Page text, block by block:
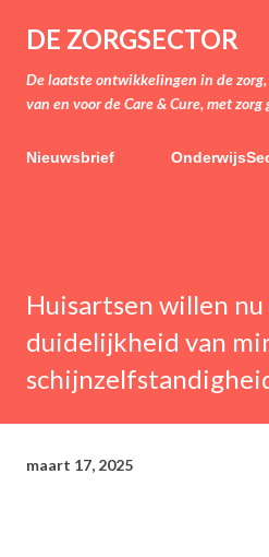
Doorgaan naar
DE ZORGSECTOR
De laatste ontwikkelingen in de
van en voor de Care & Cure, met zorg
Nieuwsbrief
Huisartsen willen
duidelijkheid van
maart 17, 2025